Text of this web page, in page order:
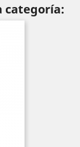
categoría: